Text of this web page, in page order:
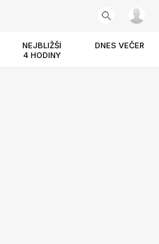
NEJBLIŽŠÍ
4 HODINY
DNES VEČER